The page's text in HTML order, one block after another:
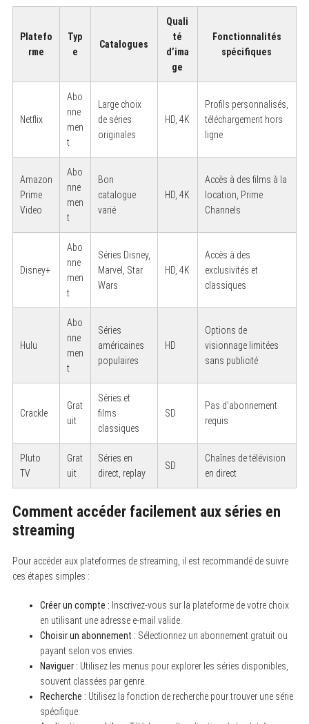
Platefo
rme
Typ
e
Catalogues
Quali
té
d’ima
ge
Fonctionnalités
spécifiques
Netflix
Abo
nne
men
t
Large choix
de séries
originales
HD, 4K
Profils personnalisés,
téléchargement hors
ligne
Amazon
Prime
Video
Abo
nne
men
t
Bon
catalogue
varié
HD, 4K
Accès à des films à la
location, Prime
Channels
Disney+
Abo
nne
men
t
Séries Disney,
Marvel, Star
Wars
HD, 4K
Accès à des
exclusivités et
classiques
Hulu
Abo
nne
men
t
Séries
américaines
populaires
HD
Options de
visionnage limitées
sans publicité
Crackle
Grat
uit
Séries et
films
classiques
SD
Pas d’abonnement
requis
Pluto
TV
Grat
uit
Séries en
direct, replay
SD
Chaînes de télévision
en direct
Comment accéder facilement aux séries en
streaming
Pour accéder aux plateformes de streaming, il est recommandé de suivre
ces étapes simples :
Créer un compte : Inscrivez-vous sur la plateforme de votre choix
en utilisant une adresse e-mail valide.
Choisir un abonnement : Sélectionnez un abonnement gratuit ou
payant selon vos envies.
Naviguer : Utilisez les menus pour explorer les séries disponibles,
souvent classées par genre.
Recherche : Utilisez la fonction de recherche pour trouver une série
spécifique.